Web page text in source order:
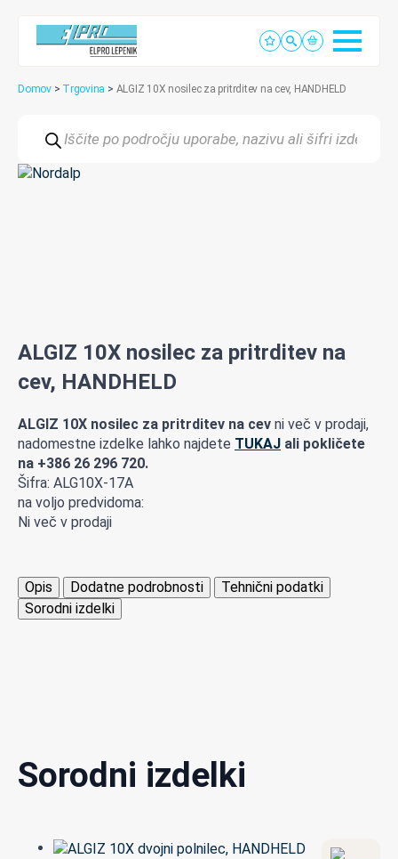
Domov > Trgovina > ALGIZ 10X nosilec za pritrditev na cev, HANDHELD
search
ALGIZ 10X nosilec za pritrditev na
cev, HANDHELD
ALGIZ 10X nosilec za pritrditev na cev ni več v prodaji,
nadomestne izdelke lahko najdete TUKAJ ali pokličete
na +386 26 296 720.
Šifra: ALG10X-17A
na voljo predvidoma:
Ni več v prodaji
Opis Dodatne podrobnosti
Tehnični podatki
Sorodni izdelki
Sorodni izdelki